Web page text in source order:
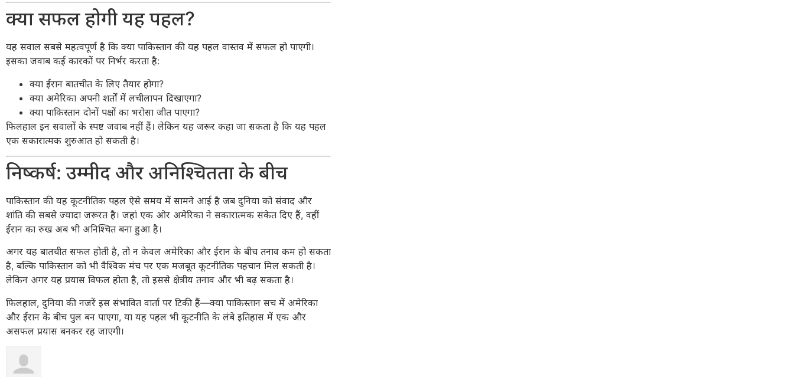
क्या सफल होगी यह पहल?
यह सवाल सबसे महत्वपूर्ण है कि क्या पाकिस्तान की यह पहल वास्तव में सफल हो पाएगी।
इसका जवाब कई कारकों पर निर्भर करता है:
क्या ईरान बातचीत के लिए तैयार होगा?
क्या अमेरिका अपनी शर्तों में लचीलापन दिखाएगा?
क्या पाकिस्तान दोनों पक्षों का भरोसा जीत पाएगा?
फिलहाल इन सवालों के स्पष्ट जवाब नहीं हैं। लेकिन यह जरूर कहा जा सकता है कि यह पहल
एक सकारात्मक शुरुआत हो सकती है।
निष्कर्ष: उम्मीद और अनिश्चितता के बीच
पाकिस्तान की यह कूटनीतिक पहल ऐसे समय में सामने आई है जब दुनिया को संवाद और
शांति की सबसे ज्यादा जरूरत है। जहां एक ओर अमेरिका ने सकारात्मक संकेत दिए हैं, वहीं
ईरान का रुख अब भी अनिश्चित बना हुआ है।
अगर यह बातचीत सफल होती है, तो न केवल अमेरिका और ईरान के बीच तनाव कम हो सकता
है, बल्कि पाकिस्तान को भी वैश्विक मंच पर एक मजबूत कूटनीतिक पहचान मिल सकती है।
लेकिन अगर यह प्रयास विफल होता है, तो इससे क्षेत्रीय तनाव और भी बढ़ सकता है।
फिलहाल, दुनिया की नजरें इस संभावित वार्ता पर टिकी हैं—क्या पाकिस्तान सच में अमेरिका
और ईरान के बीच पुल बन पाएगा, या यह पहल भी कूटनीति के लंबे इतिहास में एक और
असफल प्रयास बनकर रह जाएगी।